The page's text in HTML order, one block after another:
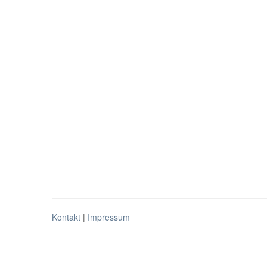
Kontakt | Impressum